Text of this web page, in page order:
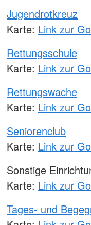
Jugendrotkreuz
Karte: Link zur
Rettungsschule
Karte: Link zur
Rettungswache
Karte: Link zur
Seniorenclub
Karte: Link zur
Sonstige
Karte: Link zur
Tages- und